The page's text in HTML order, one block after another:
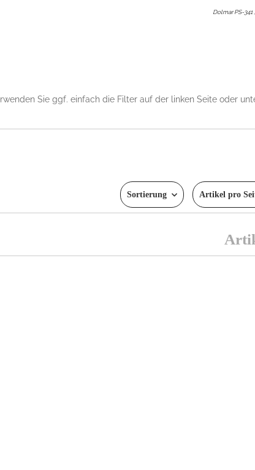
Dolmar PS-
Sie ggf. einfach die Filter auf der linken Seite oder
Sortierung Artikel pro